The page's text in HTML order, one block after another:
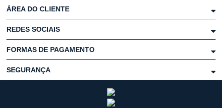
ÁREA DO CLIENTE
REDES SOCIAIS
FORMAS DE PAGAMENTO
SEGURANÇA